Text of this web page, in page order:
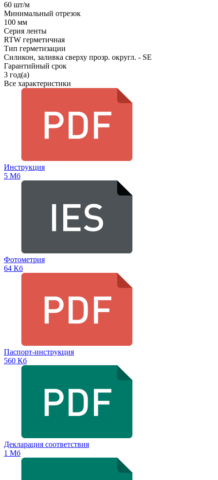
60 шт/м
Минимальный отрезок
100 мм
Серия ленты
RTW герметичная
Тип герметизации
Силикон, заливка сверху прозр. округл. - SE
Гарантийный срок
3 год(а)
Все характеристики
Инструкция
5 Мб
Фотометрия
64 Кб
Паспорт-инструкция
560 Кб
Декларация соответствия
1 Мб